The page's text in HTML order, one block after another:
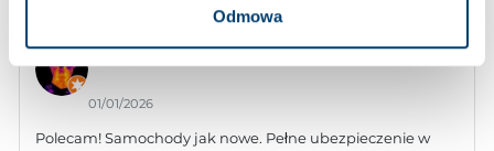
Odmowa
01/01/2026
Polecam! Samochody jak nowe. Pełne ubezpieczenie w